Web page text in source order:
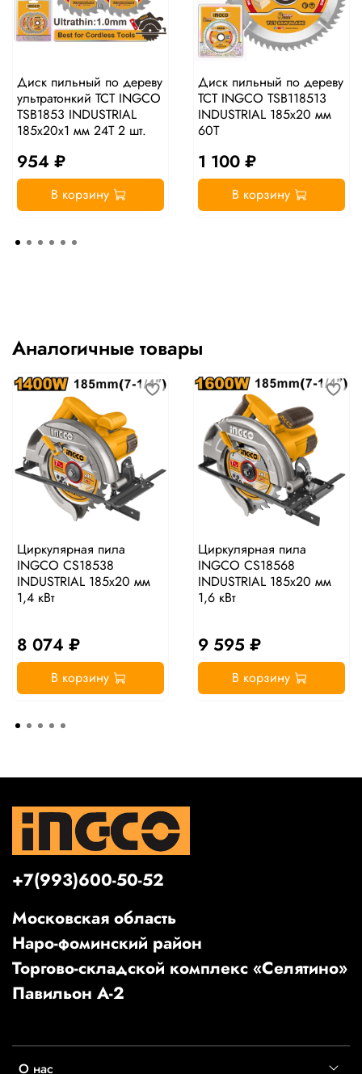
Диск пильный по дереву
ультратонкий TCT INGCO
TSB1853 INDUSTRIAL
185х20х1 мм 24Т 2 шт.
954 ₽
В корзину
Диск пильный по дереву
TCT INGCO TSB118513
INDUSTRIAL 185х20 мм
60Т
1 100 ₽
В корзину
Аналогичные товары
Циркулярная пила
INGCO CS18538
INDUSTRIAL 185х20 мм
1,4 кВт
8 074 ₽
В корзину
Циркулярная пила
INGCO CS18568
INDUSTRIAL 185х20 мм
1,6 кВт
9 595 ₽
В корзину
О нас
+7(993)600-50-52
Московская область
Наро-фоминский район
Торгово-складской комплекс «Селятино»
Павильон А-2